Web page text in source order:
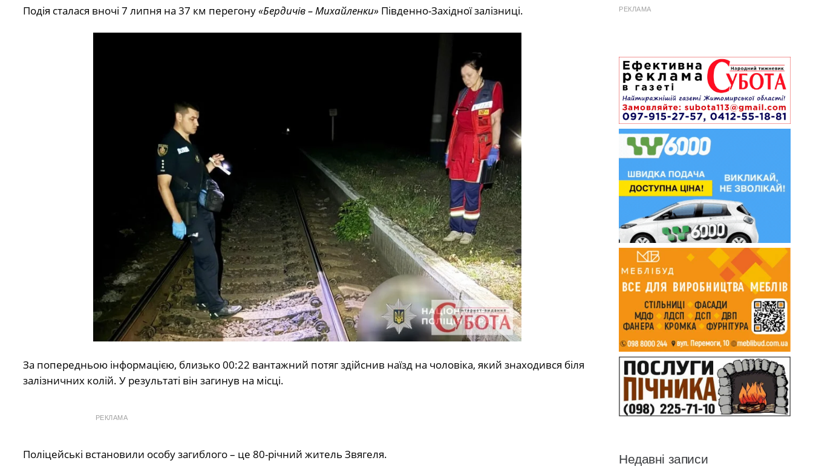
Подія сталася вночі 7 липня на 37 км перегону«Бердичів – Михайленки»Південно-Західної залізниці.
За попередньою інформацією, близько 00:22 вантажний потяг здійснив наїзд на чоловіка, який знаходився біля
залізничних колій. У результаті він загинув на місці.
РЕКЛАМА
Поліцейські встановили особу загиблого – це 80-річний житель Звягеля.
РЕКЛАМА
Недавні записи